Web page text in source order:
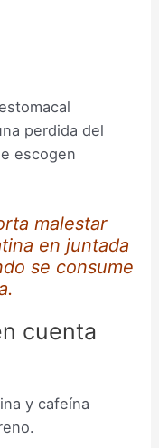
perdida del
escogen
malestar
en juntada
se consume
cuenta
y cafeína